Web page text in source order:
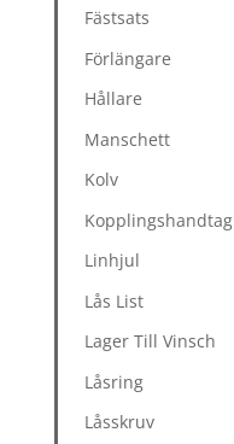
Fästsats
Förlängare
Hållare
Manschett
Kolv
Kopplingshandtag
Linhjul
Lås List
Lager Till Vinsch
Låsring
Låsskruv